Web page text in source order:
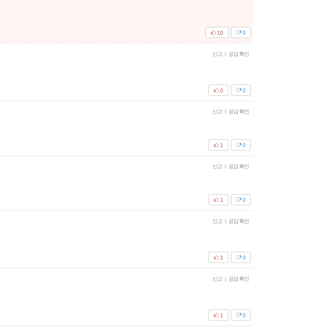
0
10
신고 | 공감 확인
0
0
신고 | 공감 확인
0
1
신고 | 공감 확인
0
1
신고 | 공감 확인
0
1
신고 | 공감 확인
0
1